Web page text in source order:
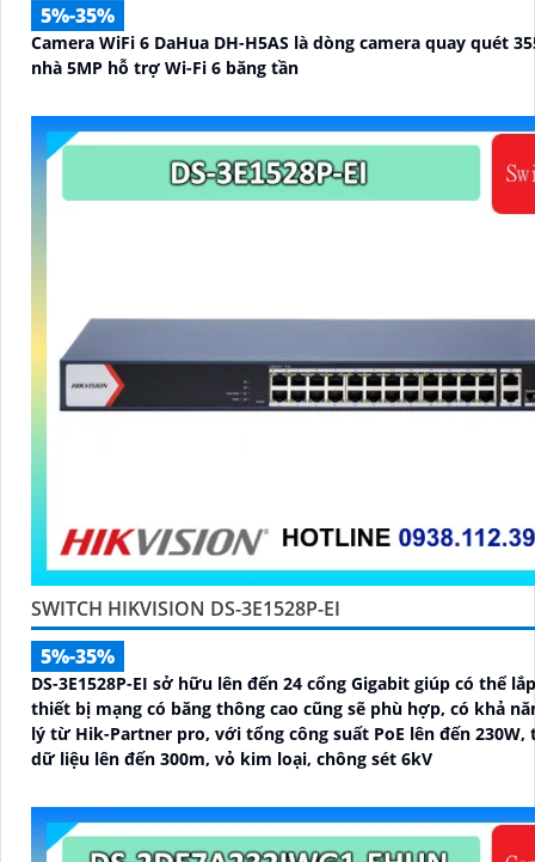
5%-35%
Camera WiFi 6 DaHua DH-H5AS là dòng camera quay quét
nhà 5MP hỗ trợ Wi-Fi 6 băng tần
SWITCH HIKVISION DS-3E1528P-EI
5%-35%
DS-3E1528P-EI sở hữu lên đến 24 cổng Gigabit giúp có thể
thiết bị mạng có băng thông cao cũng sẽ phù hợp, có khả
lý từ Hik-Partner pro, với tổng công suất PoE lên đến 230W,
dữ liệu lên đến 300m, vỏ kim loại, chông sét 6kV